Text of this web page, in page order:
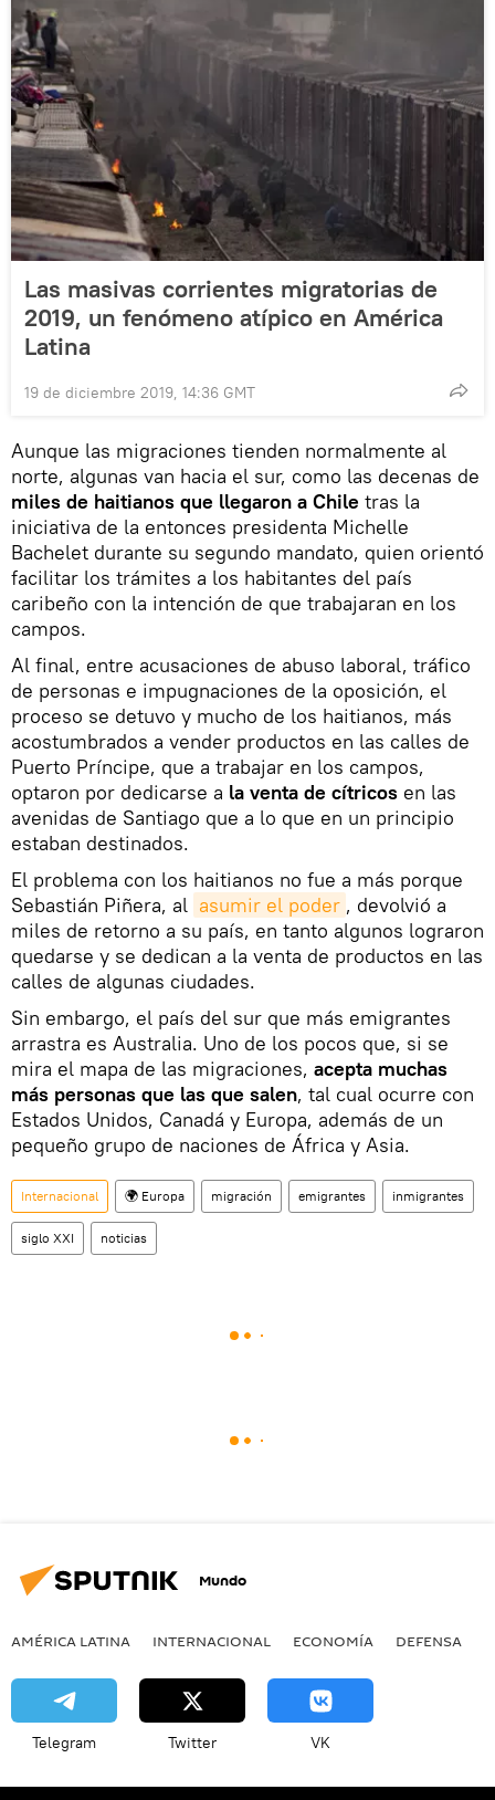
Las masivas corrientes migratorias de
2019, un fenómeno atípico en América
Latina
19 de diciembre 2019, 14:36 GMT
Aunque las migraciones tienden normalmente al
norte, algunas van hacia el sur, como las decenas de
miles de haitianos que llegaron a Chile tras la
iniciativa de la entonces presidenta Michelle
Bachelet durante su segundo mandato, quien orientó
facilitar los trámites a los habitantes del país
caribeño con la intención de que trabajaran en los
campos.
Al final, entre acusaciones de abuso laboral, tráfico
de personas e impugnaciones de la oposición, el
proceso se detuvo y mucho de los haitianos, más
acostumbrados a vender productos en las calles de
Puerto Príncipe, que a trabajar en los campos,
optaron por dedicarse a la venta de cítricos en las
avenidas de Santiago que a lo que en un principio
estaban destinados.
El problema con los haitianos no fue a más porque
Sebastián Piñera, al asumir el poder , devolvió a
miles de retorno a su país, en tanto algunos lograron
quedarse y se dedican a la venta de productos en las
calles de algunas ciudades.
Sin embargo, el país del sur que más emigrantes
arrastra es Australia. Uno de los pocos que, si se
mira el mapa de las migraciones, acepta muchas
más personas que las que salen, tal cual ocurre con
Estados Unidos, Canadá y Europa, además de un
pequeño grupo de naciones de África y Asia.
Internacional 🌍 Europa migración emigrantes inmigrantes
siglo XXI noticias
Mundo
AMÉRICA LATINA INTERNACIONAL ECONOMÍA DEFENSA
Telegram Twitter VK